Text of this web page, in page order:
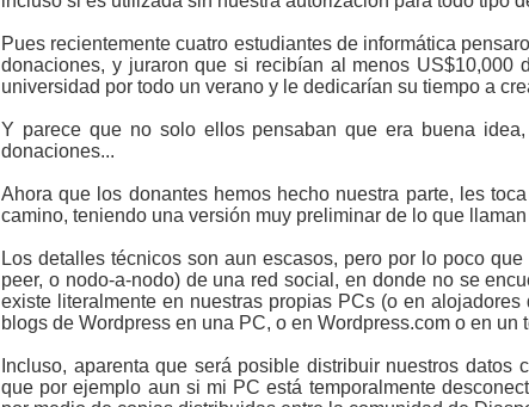
Pues recientemente cuatro estudiantes de informática
donaciones, y juraron que si recibían al menos
universidad por todo un verano y le dedicarían su tiempo a
Y parece que no solo ellos pensaban que era buena
donaciones...
Ahora que los donantes hemos hecho nuestra parte, les
camino, teniendo una versión muy preliminar de lo que
Los detalles técnicos son aun escasos, pero por lo poco
peer, o nodo-a-nodo) de una red social, en donde no se
existe literalmente en nuestras propias PCs (o en
blogs de Wordpress en una PC, o en Wordpress.com o en un
Incluso, aparenta que será posible distribuir nuestros
que por ejemplo aun si mi PC está temporalmente